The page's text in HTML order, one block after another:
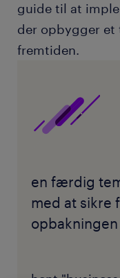
guide til at
der opbygger et
fremtiden.
en færdig
med at sikre